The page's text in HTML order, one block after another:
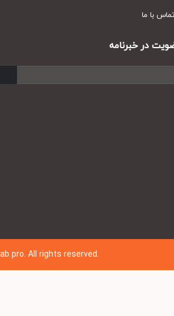
با ما
در خبرنامه
pro. All rights reserved.